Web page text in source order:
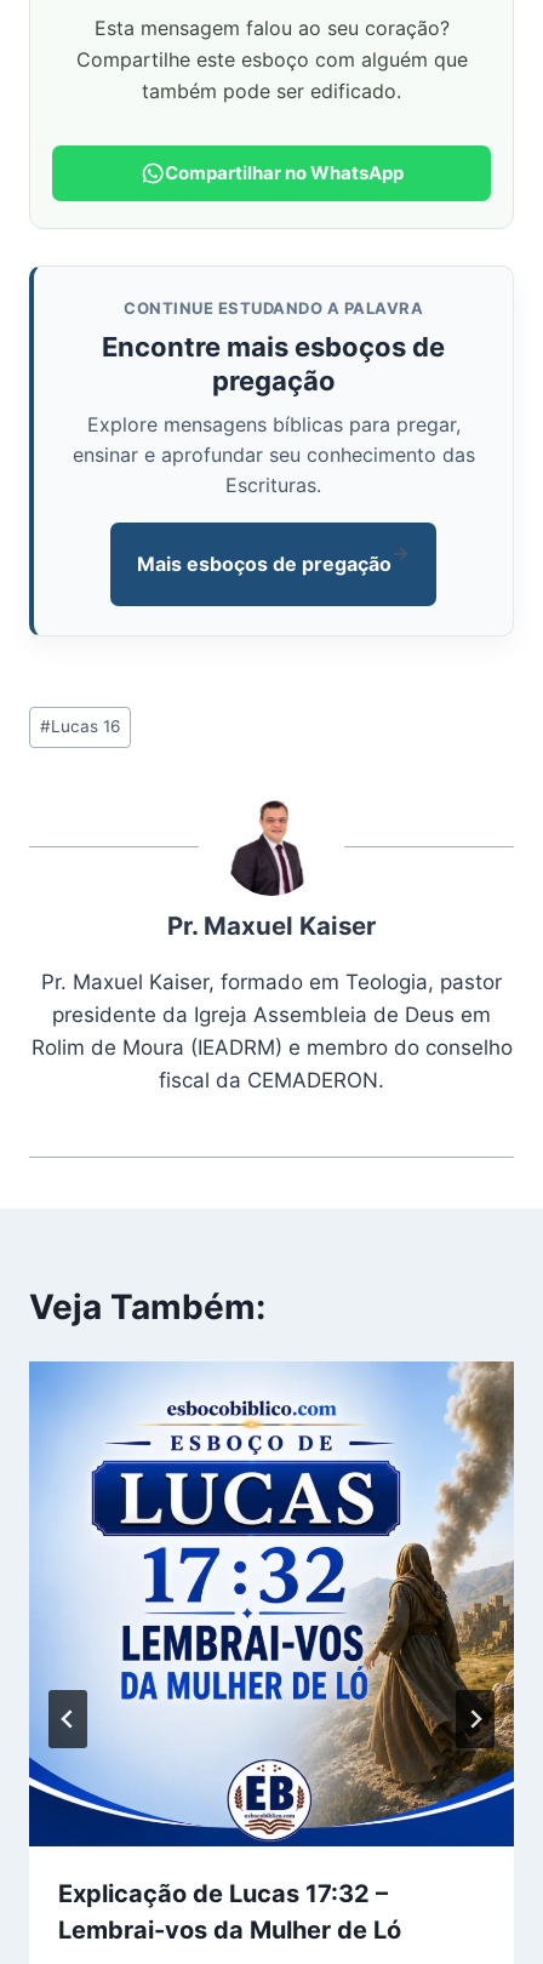
Esta mensagem falou ao seu coração?
Compartilhe este esboço com alguém que
também pode ser edificado.
Compartilhar no WhatsApp
CONTINUE ESTUDANDO A PALAVRA
Encontre mais esboços de
pregação
Explore mensagens bíblicas para pregar,
ensinar e aprofundar seu conhecimento das
Escrituras.
Mais esboços de pregação→
Tags
do
#Lucas 16
Pr. Maxuel Kaiser
Pr. Maxuel Kaiser, formado em Teologia, pastor
presidente da Igreja Assembleia de Deus em
Rolim de Moura (IEADRM) e membro do conselho
fiscal da CEMADERON.
Veja Também:
Explicação de Lucas 17:32 –
Lembrai-vos da Mulher de Ló